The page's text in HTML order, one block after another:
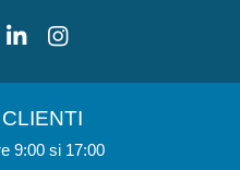
9:00 si 17:00